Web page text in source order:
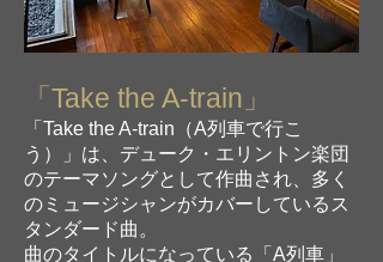
「Take the A-train」
「Take the A-train（A列車で行こ
う）」は、デューク・エリントン楽団
のテーマソングとして作曲され、多く
のミュージシャンがカバーしているス
タンダード曲。
曲のタイトルになっている「A列車」